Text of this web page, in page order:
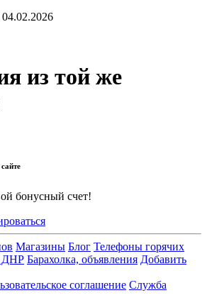
из той же
бонусный счет!
Магазины Блог Телефоны горячих
ДНР Барахолка, объявления Добавить
соглашение Служба